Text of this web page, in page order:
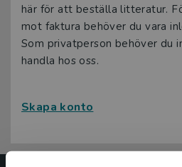
här för att beställa litteratur.
mot faktura behöver du vara
Som privatperson behöver du
handla hos oss.
Skapa konto